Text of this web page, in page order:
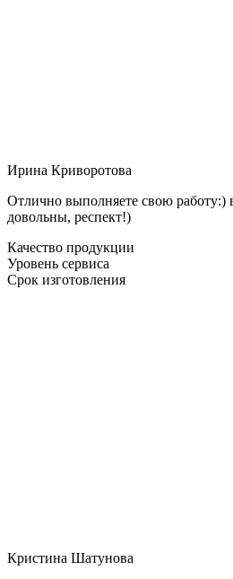
Ирина Криворотова
Отлично выполняете свою работу:)
довольны, респект!)
Качество продукции
Уровень сервиса
Срок изготовления
Кристина Шатунова